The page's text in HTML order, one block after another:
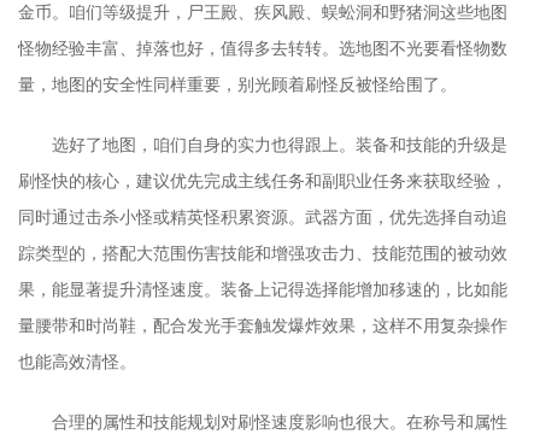
金币。咱们等级提升，尸王殿、疾风殿、蜈蚣洞和野猪洞这些地图
怪物经验丰富、掉落也好，值得多去转转。选地图不光要看怪物数
量，地图的安全性同样重要，别光顾着刷怪反被怪给围了。
选好了地图，咱们自身的实力也得跟上。装备和技能的升级是
刷怪快的核心，建议优先完成主线任务和副职业任务来获取经验，
同时通过击杀小怪或精英怪积累资源。武器方面，优先选择自动追
踪类型的，搭配大范围伤害技能和增强攻击力、技能范围的被动效
果，能显著提升清怪速度。装备上记得选择能增加移速的，比如能
量腰带和时尚鞋，配合发光手套触发爆炸效果，这样不用复杂操作
也能高效清怪。
合理的属性和技能规划对刷怪速度影响也很大。在称号和属性